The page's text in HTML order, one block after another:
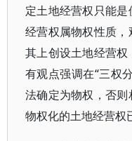
定土地经营权只能
经营权属物权性质
其上创设土地经营
有观点强调在“三权
法确定为物权，否
物权化的土地经营权